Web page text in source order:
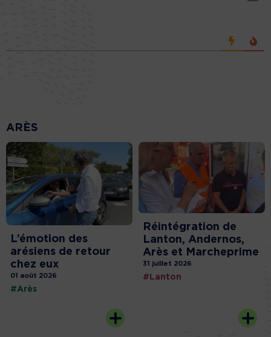
ARÈS
L’émotion des
arésiens de retour
chez eux
01 août 2026
#Arès
Réintégration de
Lanton, Andernos,
Arès et Marcheprime
31 juillet 2026
#Lanton